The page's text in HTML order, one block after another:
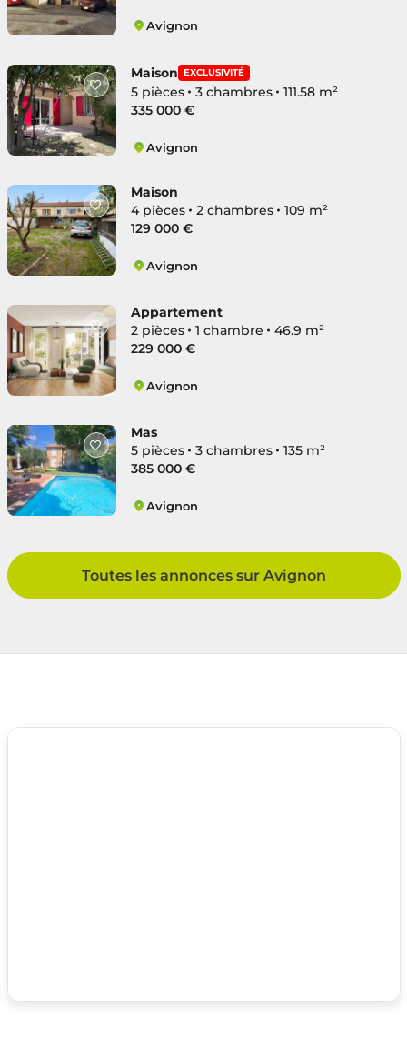
Avignon
Maison EXCLUSIVITÉ
5 pièces 3 chambres
111.58 m²
335 000 €
Avignon
Maison
4 pièces
2 chambres
109 m²
129 000 €
Avignon
Appartement
2 pièces
1 chambre
46.9 m²
229 000 €
Avignon
Mas
5 pièces
3 chambres
135 m²
385 000 €
Avignon
Toutes les annonces sur Avignon